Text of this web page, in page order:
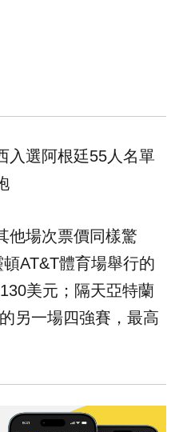
入選阿根廷55人名單
他場次票價同樣驚
AT&T體育場舉行的
美元；隔天亞特蘭
另一場四強賽，最高